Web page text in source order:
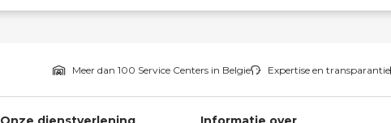
Meer dan 100 Service Centers in Belgie Expertise en transparantie